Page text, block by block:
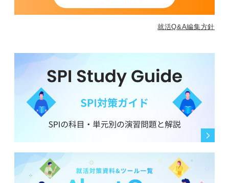
就活Q&A編集方針